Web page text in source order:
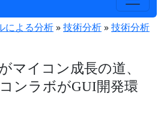
による分析»技術分析»技術分析
マイコン成長の道、
ンラボがGUI開発環